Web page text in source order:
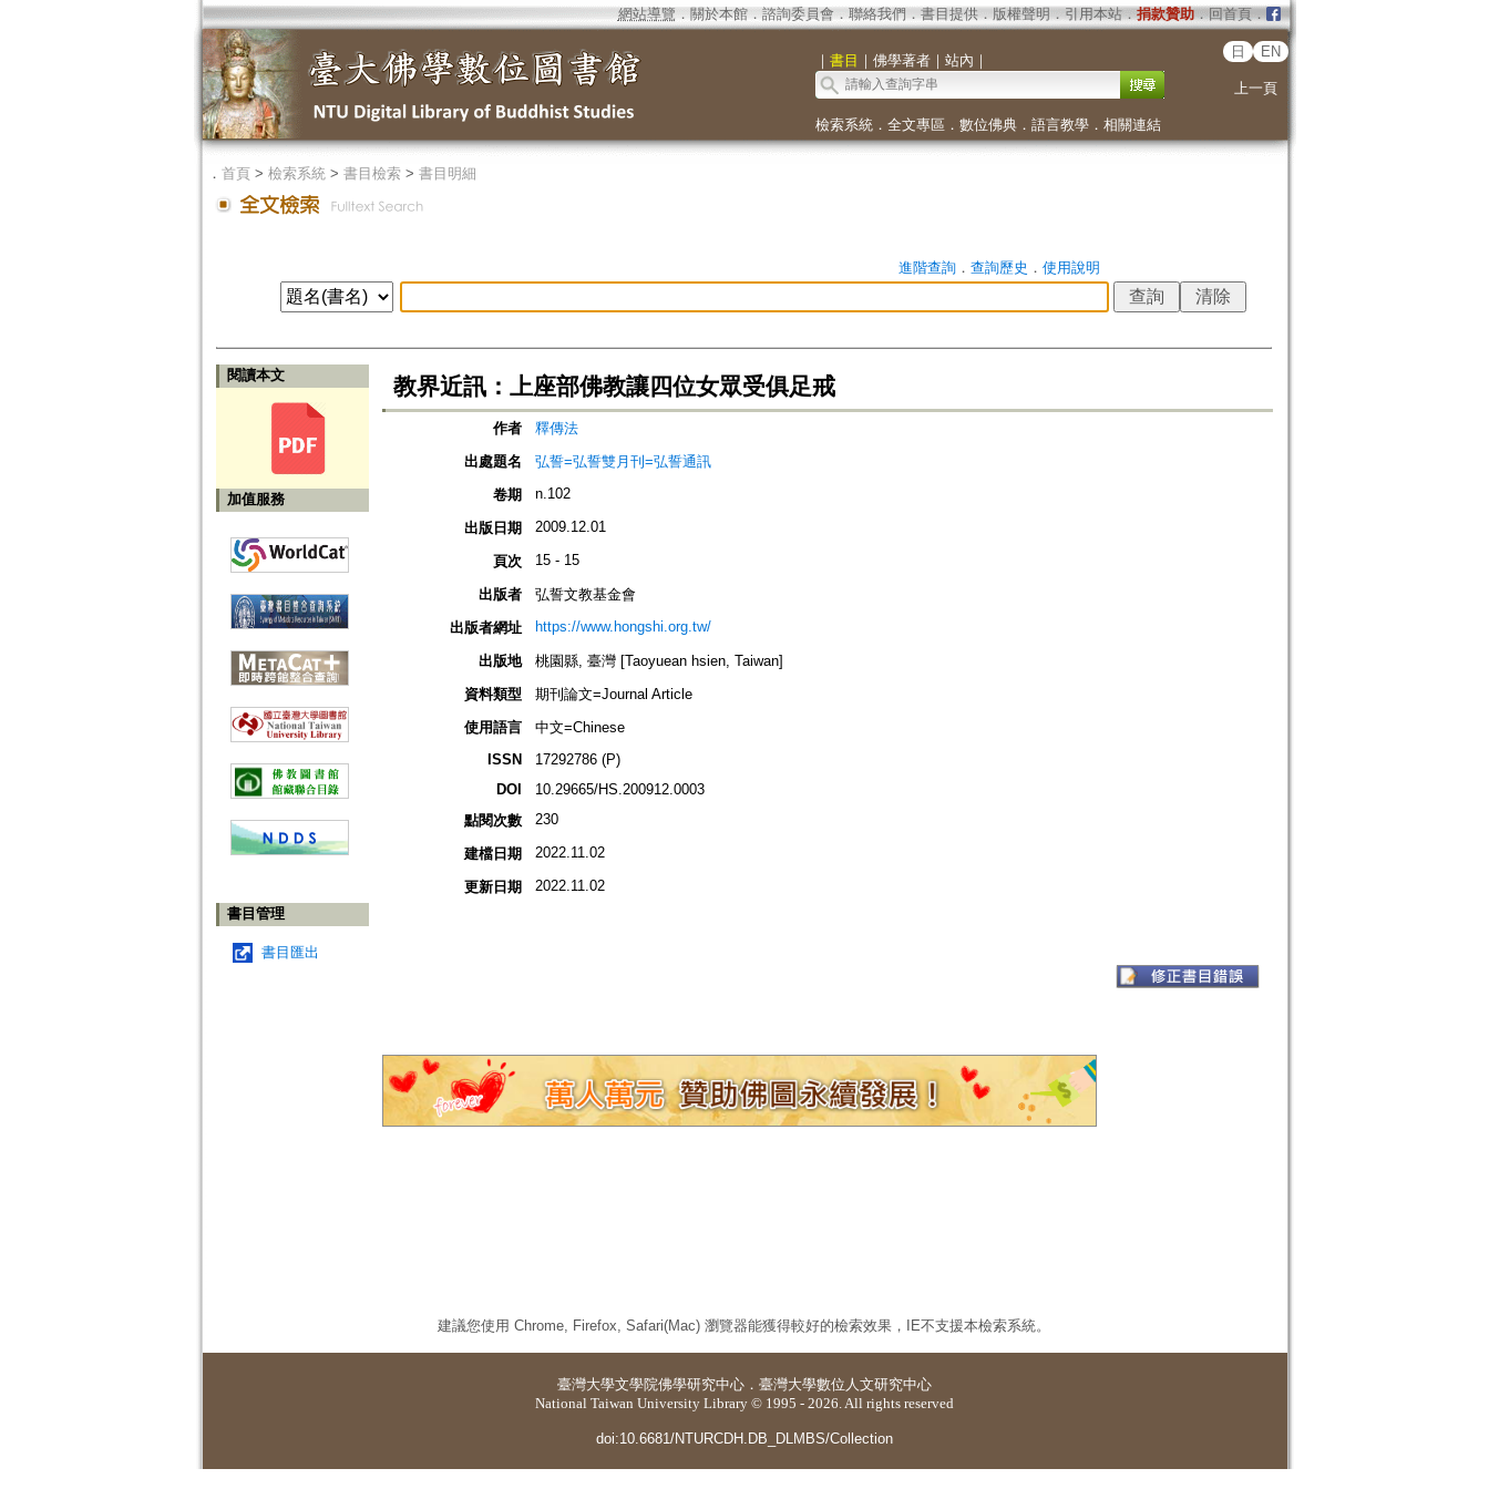
網站導覽 ． 關於本館． 諮詢委員會． 聯絡我們 ． 書目提供． 版權聲明 ． 引用本站． 捐款贊助．回首頁．
｜ 書目 ｜ 佛學著者｜ 站內 ｜
日 EN
上一頁
檢索系統． 全文專區 ． 數位佛典． 語言教學． 相關連結
． 首頁> 檢索系統> 書目檢索> 書目明細
進階查詢． 查詢歷史 ． 使用說明
閱讀本文
加值服務
書目管理
書目匯出
教界近訊：上座部佛教讓四位女眾受俱足戒
作者
釋傳法
出處題名
弘誓=弘誓雙月刊=弘誓通訊
卷期
n.102
出版日期 2009.12.01
頁次 15 - 15
出版者
弘誓文教基金會
出版者網址
https://www.hongshi.org.tw/
出版地
桃園縣, 臺灣 [Taoyuean hsien, Taiwan]
資料類型
期刊論文=Journal Article
使用語言
中文=Chinese
ISSN
17292786 (P)
DOI
10.29665/HS.200912.0003
點閱次數
230
建檔日期 2022.11.02
更新日期 2022.11.02
建議您使用 Chrome, Firefox, Safari(Mac) 瀏覽器能獲得較好的檢索效果，IE不支援本檢索系統。
臺灣大學文學院佛學研究中心 ． 臺灣大學數位人文研究中心
National Taiwan University Library © 1995 - 2026. All rights reserved
doi:10.6681/NTURCDH.DB_DLMBS/Collection